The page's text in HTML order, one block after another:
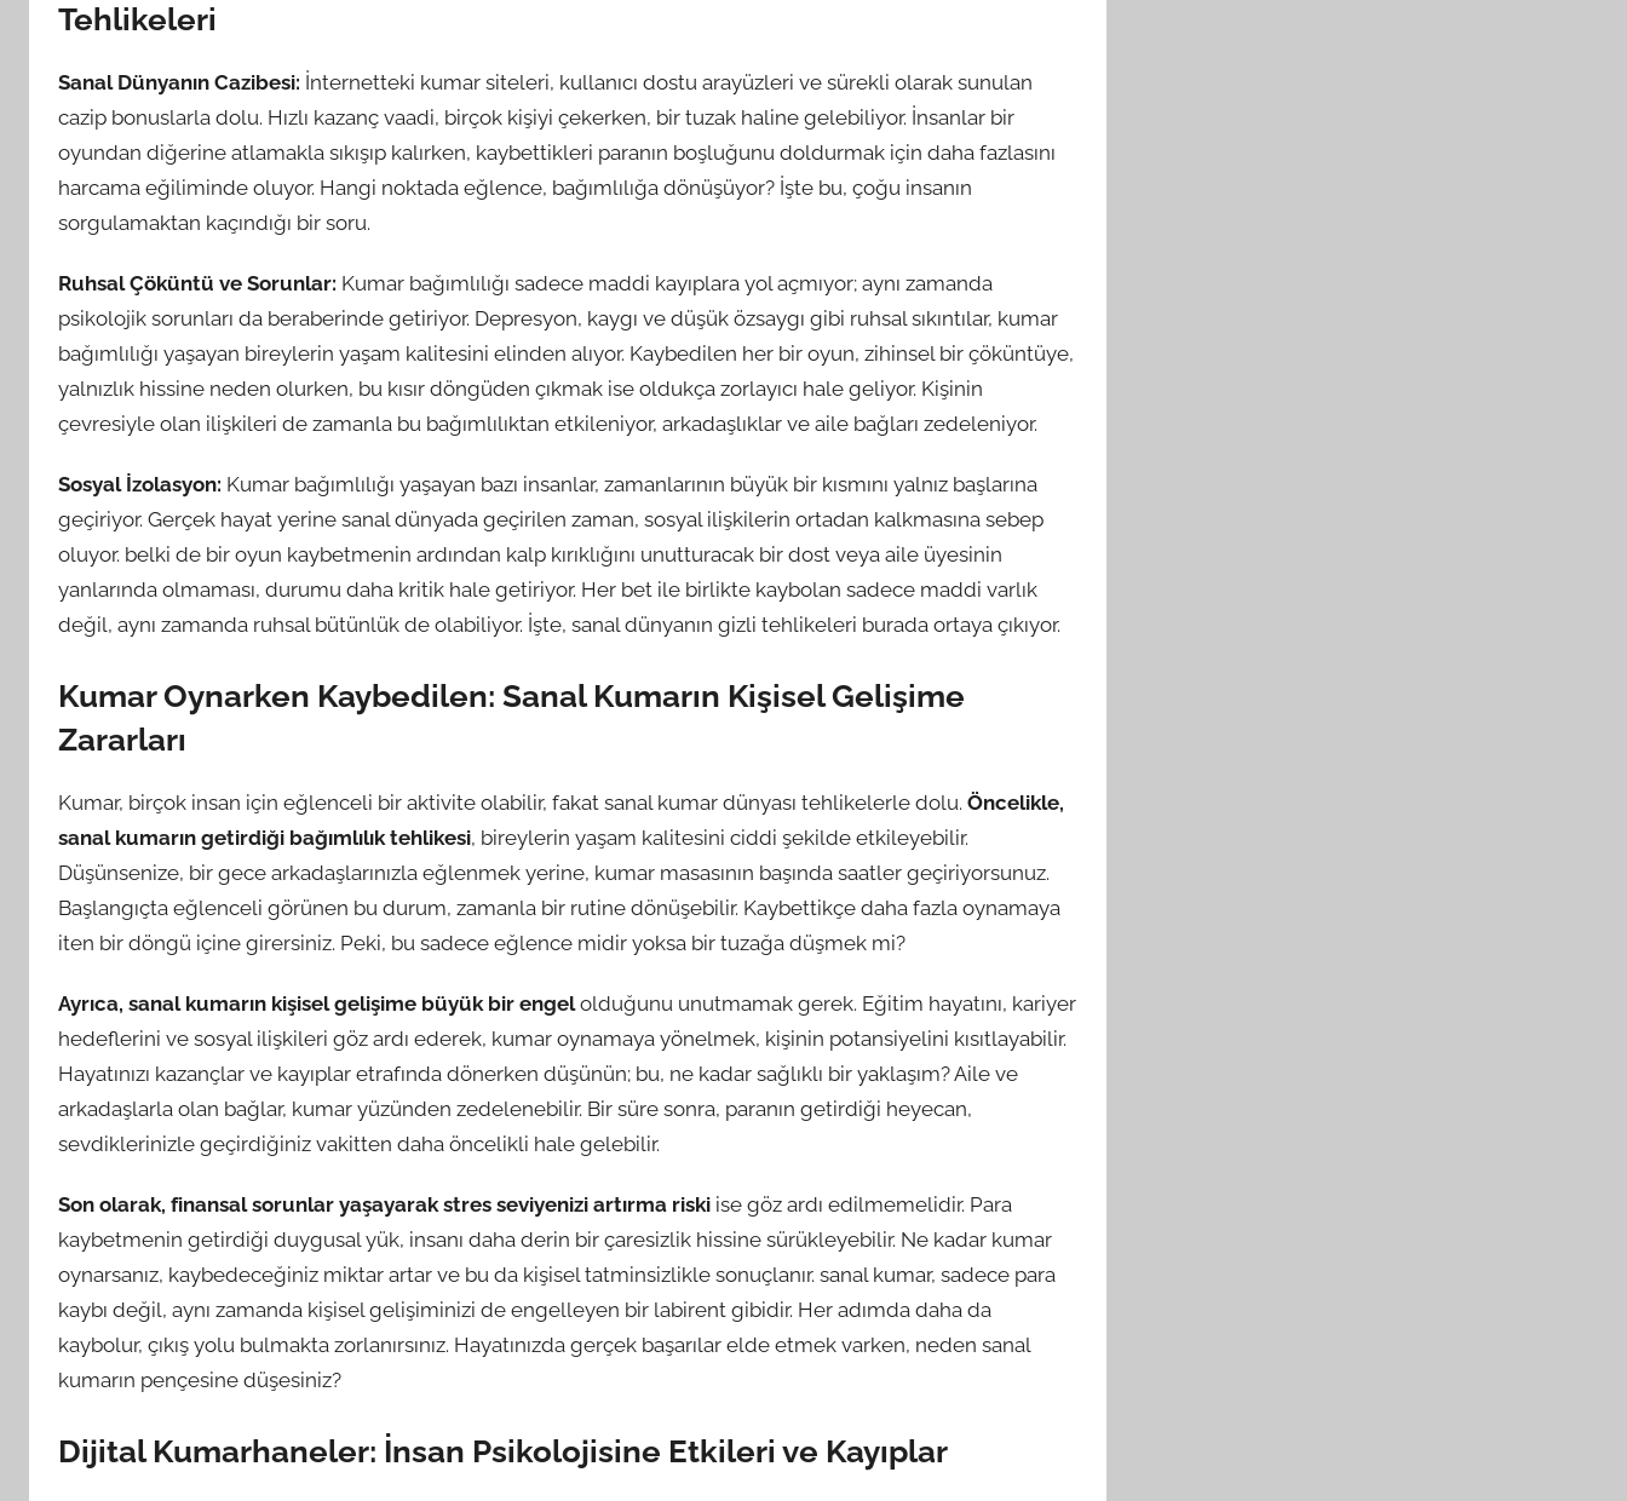
Tehlikeleri
Sanal Dünyanın Cazibesi: İnternetteki kumar siteleri, kullanıcı dostu arayüzleri ve sürekli olarak sunulan
cazip bonuslarla dolu. Hızlı kazanç vaadi, birçok kişiyi çekerken, bir tuzak haline gelebiliyor. İnsanlar bir
oyundan diğerine atlamakla sıkışıp kalırken, kaybettikleri paranın boşluğunu doldurmak için daha fazlasını
harcama eğiliminde oluyor. Hangi noktada eğlence, bağımlılığa dönüşüyor? İşte bu, çoğu insanın
sorgulamaktan kaçındığı bir soru.
Ruhsal Çöküntü ve Sorunlar: Kumar bağımlılığı sadece maddi kayıplara yol açmıyor; aynı zamanda
psikolojik sorunları da beraberinde getiriyor. Depresyon, kaygı ve düşük özsaygı gibi ruhsal sıkıntılar, kumar
bağımlılığı yaşayan bireylerin yaşam kalitesini elinden alıyor. Kaybedilen her bir oyun, zihinsel bir çöküntüye,
yalnızlık hissine neden olurken, bu kısır döngüden çıkmak ise oldukça zorlayıcı hale geliyor. Kişinin
çevresiyle olan ilişkileri de zamanla bu bağımlılıktan etkileniyor, arkadaşlıklar ve aile bağları zedeleniyor.
Sosyal İzolasyon: Kumar bağımlılığı yaşayan bazı insanlar, zamanlarının büyük bir kısmını yalnız başlarına
geçiriyor. Gerçek hayat yerine sanal dünyada geçirilen zaman, sosyal ilişkilerin ortadan kalkmasına sebep
oluyor. belki de bir oyun kaybetmenin ardından kalp kırıklığını unutturacak bir dost veya aile üyesinin
yanlarında olmaması, durumu daha kritik hale getiriyor. Her bet ile birlikte kaybolan sadece maddi varlık
değil, aynı zamanda ruhsal bütünlük de olabiliyor. İşte, sanal dünyanın gizli tehlikeleri burada ortaya çıkıyor.
Kumar Oynarken Kaybedilen: Sanal Kumarın Kişisel Gelişime
Zararları
Kumar, birçok insan için eğlenceli bir aktivite olabilir, fakat sanal kumar dünyası tehlikelerle dolu. Öncelikle,
sanal kumarın getirdiği bağımlılık tehlikesi, bireylerin yaşam kalitesini ciddi şekilde etkileyebilir.
Düşünsenize, bir gece arkadaşlarınızla eğlenmek yerine, kumar masasının başında saatler geçiriyorsunuz.
Başlangıçta eğlenceli görünen bu durum, zamanla bir rutine dönüşebilir. Kaybettikçe daha fazla oynamaya
iten bir döngü içine girersiniz. Peki, bu sadece eğlence midir yoksa bir tuzağa düşmek mi?
Ayrıca, sanal kumarın kişisel gelişime büyük bir engelolduğunu unutmamak gerek. Eğitim hayatını, kariyer
hedeflerini ve sosyal ilişkileri göz ardı ederek, kumar oynamaya yönelmek, kişinin potansiyelini kısıtlayabilir.
Hayatınızı kazançlar ve kayıplar etrafında dönerken düşünün; bu, ne kadar sağlıklı bir yaklaşım? Aile ve
arkadaşlarla olan bağlar, kumar yüzünden zedelenebilir. Bir süre sonra, paranın getirdiği heyecan,
sevdiklerinizle geçirdiğiniz vakitten daha öncelikli hale gelebilir.
Son olarak, finansal sorunlar yaşayarak stres seviyenizi artırma riski ise göz ardı edilmemelidir. Para
kaybetmenin getirdiği duygusal yük, insanı daha derin bir çaresizlik hissine sürükleyebilir. Ne kadar kumar
oynarsanız, kaybedeceğiniz miktar artar ve bu da kişisel tatminsizlikle sonuçlanır. sanal kumar, sadece para
kaybı değil, aynı zamanda kişisel gelişiminizi de engelleyen bir labirent gibidir. Her adımda daha da
kaybolur, çıkış yolu bulmakta zorlanırsınız. Hayatınızda gerçek başarılar elde etmek varken, neden sanal
kumarın pençesine düşesiniz?
Dijital Kumarhaneler: İnsan Psikolojisine Etkileri ve Kayıplar